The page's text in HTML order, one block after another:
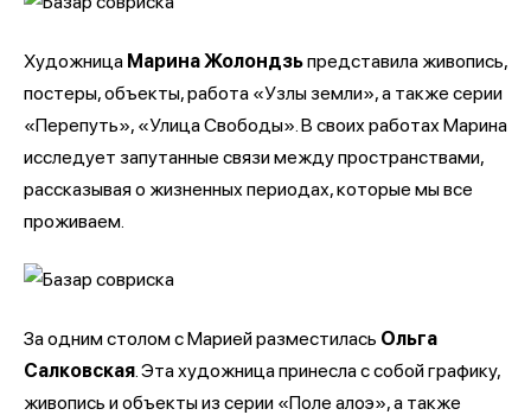
Художница Марина Жолондзьпредставила живопись,
постеры, объекты, работа «Узлы земли», а также серии
«Перепуть», «Улица Свободы». В своих работах Марина
исследует запутанные связи между пространствами,
рассказывая о жизненных периодах, которые мы все
проживаем.
За одним столом с Марией разместилась Ольга
Салковская . Эта художница принесла с собой графику,
живопись и объекты из серии «Поле алоэ», а также